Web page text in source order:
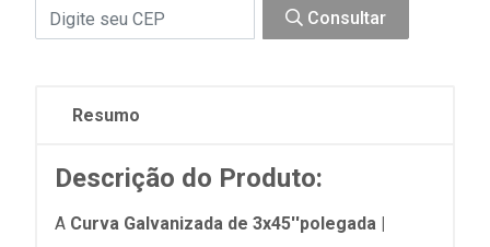
Consultar
Resumo
Descrição do Produto:
A Curva Galvanizada de 3x45''polegada |